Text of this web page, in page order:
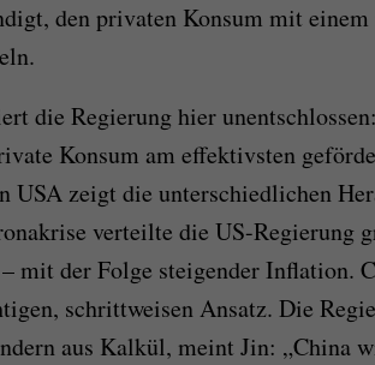
den privaten Konsum mit
die Regierung hier
Konsum am effektivsten
USA zeigt die unterschiedlichen
verteilte die US-Regierung
mit der Folge steigender Inflation.
schrittweisen Ansatz. Die
aus Kalkül, meint Jin: „China